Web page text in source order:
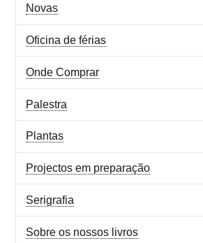
Novas
Oficina de férias
Onde Comprar
Palestra
Plantas
Projectos em preparação
Serigrafia
Sobre os nossos livros